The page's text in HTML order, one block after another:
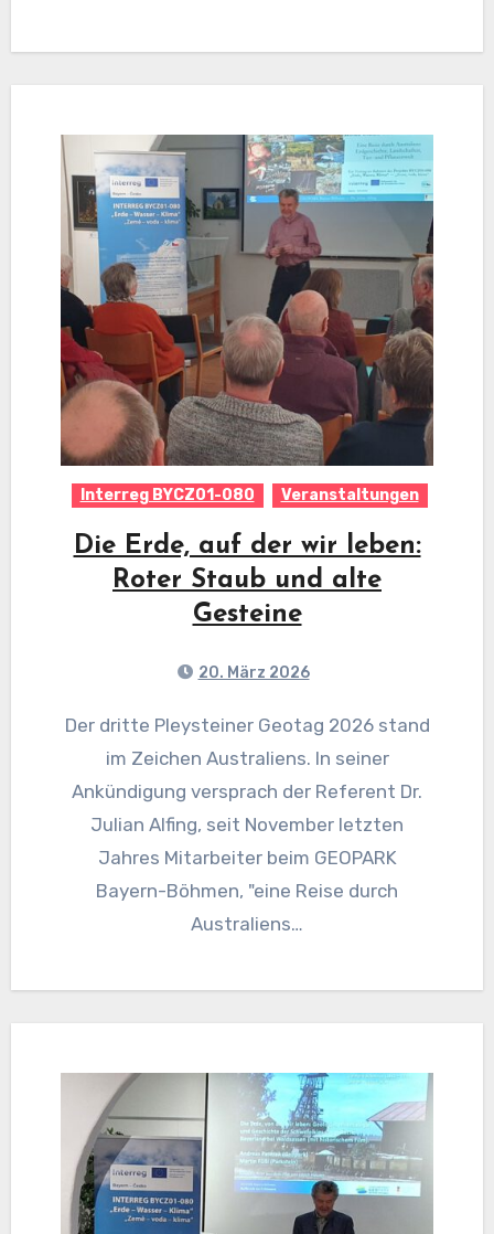
Interreg BYCZ01-080 Veranstaltungen
Die Erde, auf der wir leben:
Roter Staub und alte
Gesteine
20. März 2026
Der dritte Pleysteiner Geotag 2026 stand
im Zeichen Australiens. In seiner
Ankündigung versprach der Referent Dr.
Julian Alfing, seit November letzten
Jahres Mitarbeiter beim GEOPARK
Bayern-Böhmen, "eine Reise durch
Australiens…